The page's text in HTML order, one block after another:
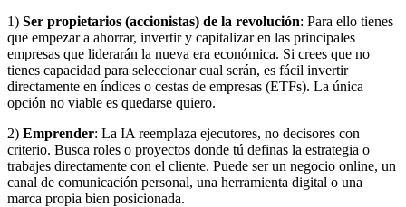
1) Ser propietarios (accionistas) de la revolución: Para ello tienes
que empezar a ahorrar, invertir y capitalizar en las principales
empresas que liderarán la nueva era económica. Si crees que no
tienes capacidad para seleccionar cual serán, es fácil invertir
directamente en índices o cestas de empresas (ETFs). La única
opción no viable es quedarse quiero.
2) Emprender: La IA reemplaza ejecutores, no decisores con
criterio. Busca roles o proyectos donde tú definas la estrategia o
trabajes directamente con el cliente. Puede ser un negocio online, un
canal de comunicación personal, una herramienta digital o una
marca propia bien posicionada.